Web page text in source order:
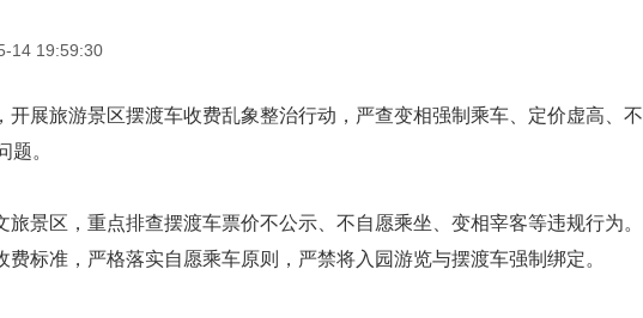
14 19:59:30
开展旅游景区摆渡车收费乱象整治行动，严查变相强制乘车、定价虚高、不
题。
景区，重点排查摆渡车票价不公示、不自愿乘坐、变相宰客等违规行为。
标准，严格落实自愿乘车原则，严禁将入园游览与摆渡车强制绑定。